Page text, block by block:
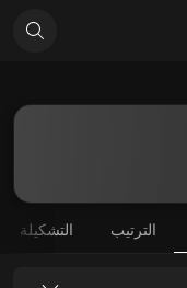
الترتيب التشكيلة